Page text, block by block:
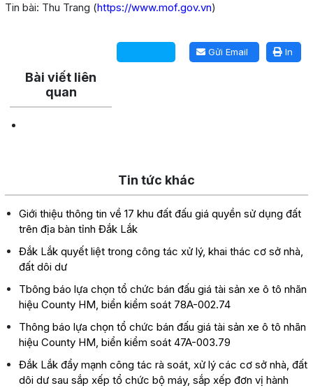
Tin bài: Thu Trang (https://www.mof.gov.vn)
In
Gửi Email
Bài viết liên
quan
Tin tức khác
Giới thiệu thông tin về 17 khu đất đấu giá quyền sử dụng đất
trên địa bàn tỉnh Đắk Lắk
Đắk Lắk quyết liệt trong công tác xử lý, khai thác cơ sở nhà,
đất dôi dư
Tbông báo lựa chọn tổ chức bán đấu giá tài sản xe ô tô nhãn
hiệu County HM, biển kiểm soát 78A-002.74
Thông báo lựa chọn tổ chức bán đấu giá tài sản xe ô tô nhãn
hiệu County HM, biển kiểm soát 47A-003.79
Đắk Lắk đẩy mạnh công tác rà soát, xử lý các cơ sở nhà, đất
dôi dư sau sắp xếp tổ chức bộ máy, sắp xếp đơn vị hành